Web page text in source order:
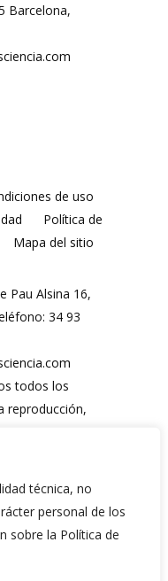
técnica, no
personal de los
sobre la Política de
Barcelona,
de uso
Política de
Mapa del sitio
Pau Alsina 16,
34 93
todos los
reproducción,
contenidos
por escrito
sus legítimos